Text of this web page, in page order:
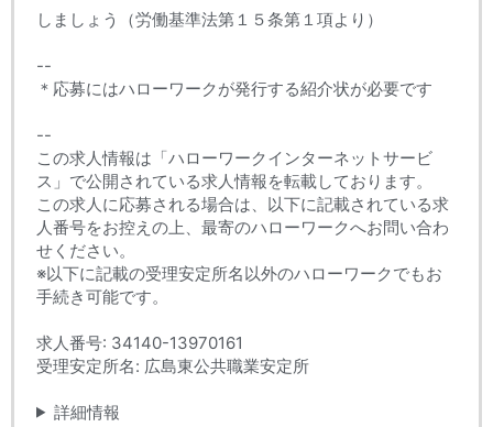
しましょう（労働基準法第１５条第１項より）
--
＊応募にはハローワークが発行する紹介状が必要です
--
この求人情報は「ハローワークインターネットサービ
ス」で公開されている求人情報を転載しております。
この求人に応募される場合は、以下に記載されている求
人番号をお控えの上、最寄のハローワークへお問い合わ
せください。
※以下に記載の受理安定所名以外のハローワークでもお
手続き可能です。
求人番号: 34140-13970161
受理安定所名: 広島東公共職業安定所
詳細情報